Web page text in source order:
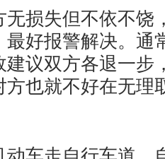
无损失但不依不饶
最好报警解决。通
建议双方各退一步
方也就不好在无理